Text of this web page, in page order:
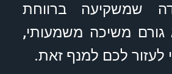
שמשקיעה ברווחת
גורם משיכה משמעותי,
לעזור לכם למנף זאת.